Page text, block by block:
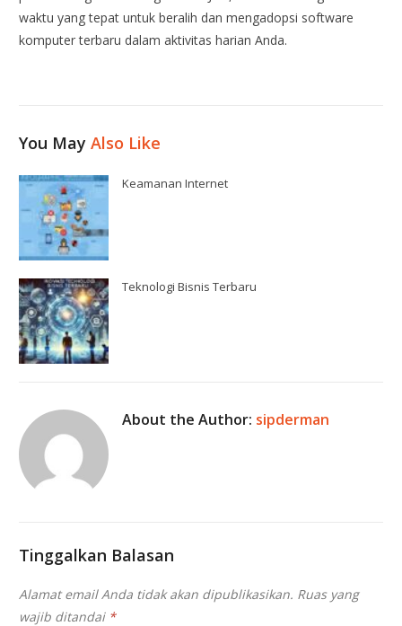
waktu yang tepat untuk beralih dan mengadopsi software
komputer terbaru dalam aktivitas harian Anda.
You MayAlso Like
Keamanan Internet
Teknologi Bisnis Terbaru
About the Author: sipderman
Tinggalkan Balasan
Alamat email Anda tidak akan dipublikasikan. Ruas yang
wajib ditandai *